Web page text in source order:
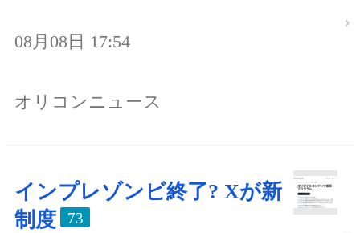
08月08日 17:54
オリコンニュース
インプレゾンビ終了? Xが新
制度
73